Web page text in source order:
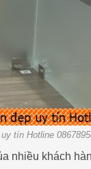
tín Hotline
nhiều khách